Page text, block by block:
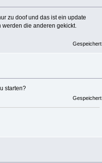
zu doof und das ist ein update
werden die anderen gekickt.
Gespeichert
starten?
Gespeichert